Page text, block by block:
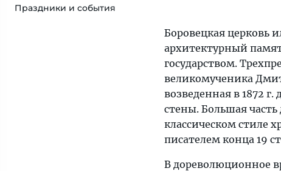
Праздники и события
Боровецкая церковь
архитектурный
государством.
великомученика
возведенная в 1872
стены. Большая часть
классическом стиле
писателем конца 19
В дореволюционное